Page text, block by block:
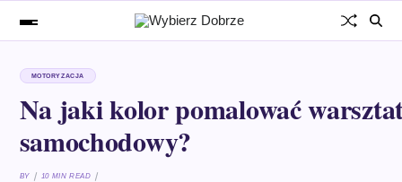
MOTORYZACJA
Na jaki kolor pomalować
samochodowy?
BY 10 MIN READ